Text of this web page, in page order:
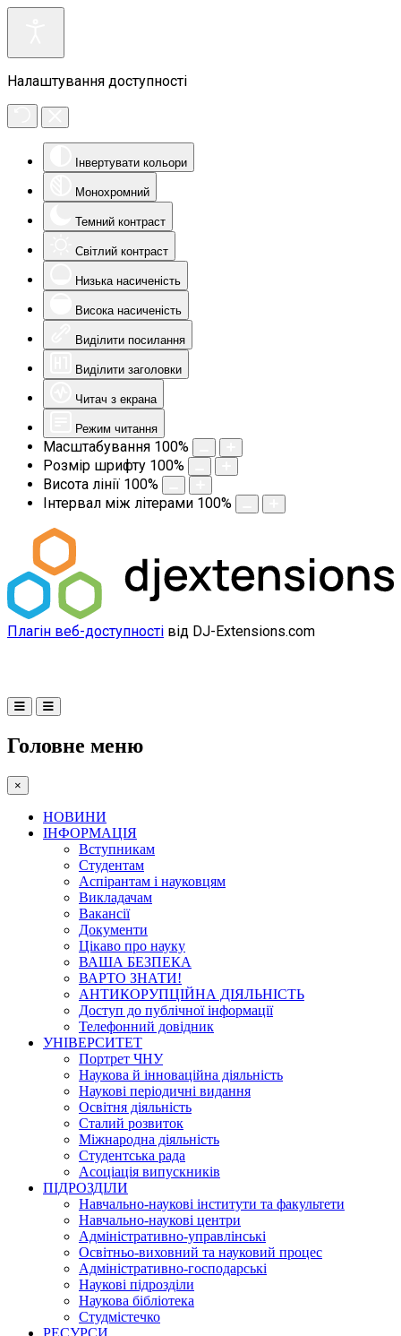
Налаштування доступності
Інвертувати кольори
Монохромний
Темний контраст
Світлий контраст
Низька насиченість
Висока насиченість
Виділити посилання
Виділити заголовки
Читач з екрана
Режим читання
Масштабування 100%
Розмір шрифту 100%
Висота лінії 100%
Інтервал між літерами 100%
Плагін веб-доступності від DJ-Extensions.com
Головне меню
×
НОВИНИ
ІНФОРМАЦІЯ
Вступникам
Студентам
Аспірантам і науковцям
Викладачам
Вакансії
Документи
Цікаво про науку
ВАША БЕЗПЕКА
ВАРТО ЗНАТИ!
АНТИКОРУПЦІЙНА ДІЯЛЬНІСТЬ
Доступ до публічної інформації
Телефонний довідник
УНІВЕРСИТЕТ
Портрет ЧНУ
Наукова й інноваційна діяльність
Наукові періодичні видання
Освітня діяльність
Сталий розвиток
Міжнародна діяльність
Студентська рада
Асоціація випускників
ПІДРОЗДІЛИ
Навчально-наукові інститути та факультети
Навчально-наукові центри
Адміністративно-управлінські
Освітньо-виховний та науковий процес
Адміністративно-господарські
Наукові підрозділи
Наукова бібліотека
Студмістечко
РЕСУРСИ